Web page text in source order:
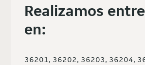
Realizamos
en:
36201, 36202, 36203, 36204,